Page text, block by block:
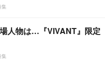
集
人物は…『VIVANT』限定
集